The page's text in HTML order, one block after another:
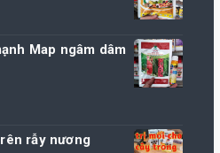
Map ngâm dâm
rẫy nương